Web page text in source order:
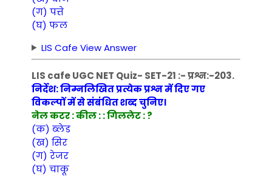
(ग) पत्ते
(घ) फल
LIS Cafe View Answer
LIS cafe UGC NET Quiz- SET-21 :- प्रश्न:-203.
निर्देश: निम्नलिखित प्रत्येक प्रश्न में दिए गए
विकल्पों में से संबंधित शब्द चुनिए।
नेल कटर : कील : : गिललेट : ?
(क) ब्लेड
(ख) सिर
(ग) रेजर
(घ) चाकू